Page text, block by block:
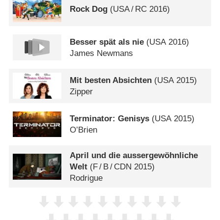
Rock Dog (USA/ RC 2016)
Besser spät als nie (USA 2016)
James Newmans
Mit besten Absichten (USA 2015)
Zipper
Terminator: Genisys (USA2015)
O’Brien
April und die aussergewöhnliche
Welt (F/ B/ CDN 2015)
Rodrigue